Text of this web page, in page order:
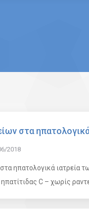
στα ηπατολογικά
2018
ηπατολογικά ιατρεία
C – χωρίς